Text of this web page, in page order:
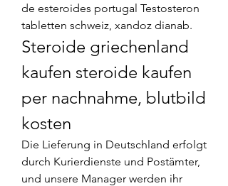
de esteroides portugal Testosteron
tabletten schweiz, xandoz dianab.
Steroide griechenland
kaufen steroide kaufen
per nachnahme, blutbild
kosten
Die Lieferung in Deutschland erfolgt
durch Kurierdienste und Postämter,
und unsere Manager werden ihr